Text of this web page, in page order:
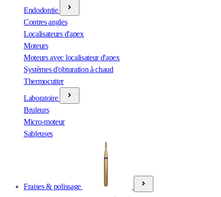
Endodontie
Contres angles
Localisateurs d'apex
Moteurs
Moteurs avec localisateur d'apex
Systèmes d'obturation à chaud
Thermocutter
Laboratoire
Bruleurs
Micro-moteur
Sableuses
Fraises & polissage